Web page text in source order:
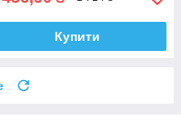
Купити